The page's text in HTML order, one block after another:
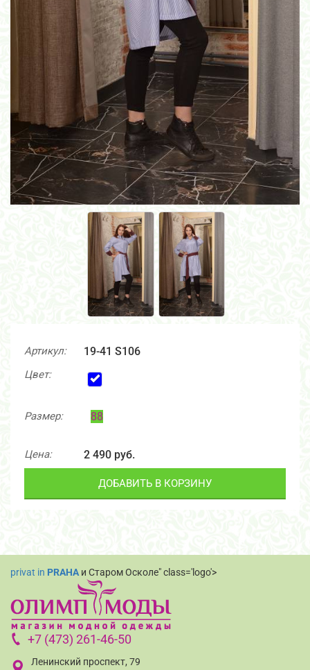
Артикул: 19-41 S106
Цвет:
Размер: 88
Цена: 2 490 руб.
ДОБАВИТЬ В КОРЗИНУ
privat in PRAHA и Старом Осколе" class='logo'>
+7 (473) 261-46-50
Ленинский проспект, 79